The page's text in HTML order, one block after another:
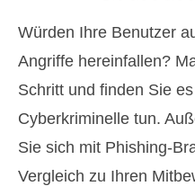
Würden Ihre Benutzer
Angriffe hereinfallen?
Schritt und finden Sie
Cyberkriminelle tun.
Sie sich mit Phishing-
Vergleich zu Ihren